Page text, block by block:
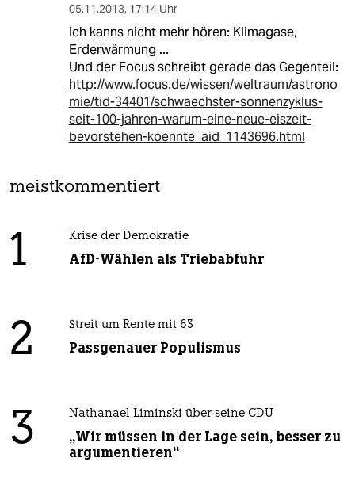
05.11.2013, 17:14 Uhr
Ich kanns nicht mehr hören: Klimagase,
Erderwärmung ...
Und der Focus schreibt gerade das Gegenteil:
http://www.focus.de/wissen/weltraum/astrono
mie/tid-34401/schwaechster-sonnenzyklus-
seit-100-jahren-warum-eine-neue-eiszeit-
bevorstehen-koennte_aid_1143696.html
meistkommentiert
1 Krise der Demokratie
AfD-Wählen als Triebabfuhr
2 Streit um Rente mit 63
Passgenauer Populismus
3 Nathanael Liminski über seine CDU
„Wir müssen in der Lage sein, besser zu
argumentieren“